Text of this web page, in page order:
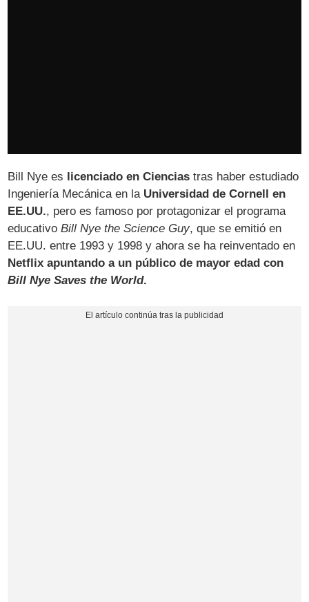
Bill Nye es licenciado en Ciencias tras haber estudiado
Ingeniería Mecánica en laUniversidad de Cornell en
EE.UU., pero es famoso por protagonizar el programa
educativoBill Nye the Science Guy, que se emitió en
EE.UU. entre 1993 y 1998 y ahora se ha reinventado en
Netflix apuntando a un público de mayor edad con
Bill Nye Saves the World.